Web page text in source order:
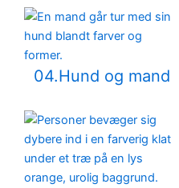
04.Hund og mand